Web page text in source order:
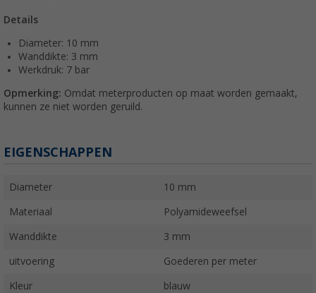
Details
Diameter: 10 mm
Wanddikte: 3 mm
Werkdruk: 7 bar
Opmerking: Omdat meterproducten op maat worden gemaakt,
kunnen ze niet worden geruild.
EIGENSCHAPPEN
Diameter 10 mm
Materiaal Polyamideweefsel
Wanddikte 3 mm
uitvoering Goederen per meter
Kleur blauw